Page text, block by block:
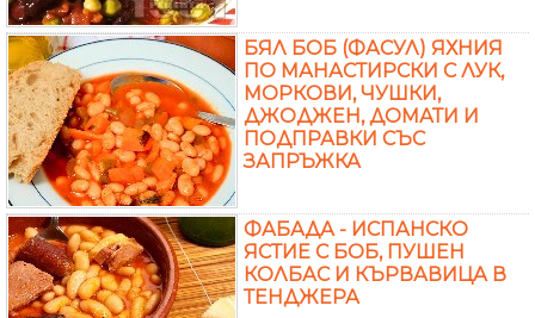
БЯЛ БОБ (ФАСУЛ) ЯХНИЯ
ПО МАНАСТИРСКИ С ЛУК,
МОРКОВИ, ЧУШКИ,
ДЖОДЖЕН, ДОМАТИ И
ПОДПРАВКИ СЪС
ЗАПРЪЖКА
ФАБАДА - ИСПАНСКО
ЯСТИЕ С БОБ, ПУШЕН
КОЛБАС И КЪРВАВИЦА В
ТЕНДЖЕРА